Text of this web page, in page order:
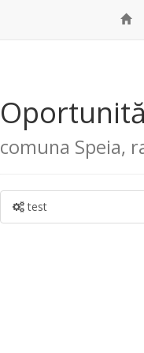
comuna Speia,
test